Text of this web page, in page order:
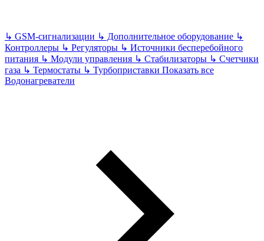
↳ GSM-сигнализации ↳ Дополнительное оборудование ↳
Контроллеры ↳ Регуляторы ↳ Источники бесперебойного
питания ↳ Модули управления ↳ Стабилизаторы ↳ Счетчики
газа ↳ Термостаты ↳ Турбоприставки Показать все
Водонагреватели